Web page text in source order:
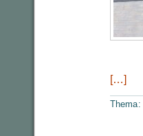
[…]
Thema: